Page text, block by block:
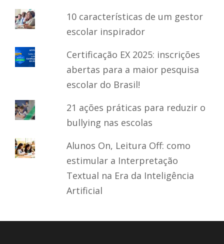
10 características de um gestor
escolar inspirador
Certificação EX 2025: inscrições
abertas para a maior pesquisa
escolar do Brasil!
21 ações práticas para reduzir o
bullying nas escolas
Alunos On, Leitura Off: como
estimular a Interpretação
Textual na Era da Inteligência
Artificial